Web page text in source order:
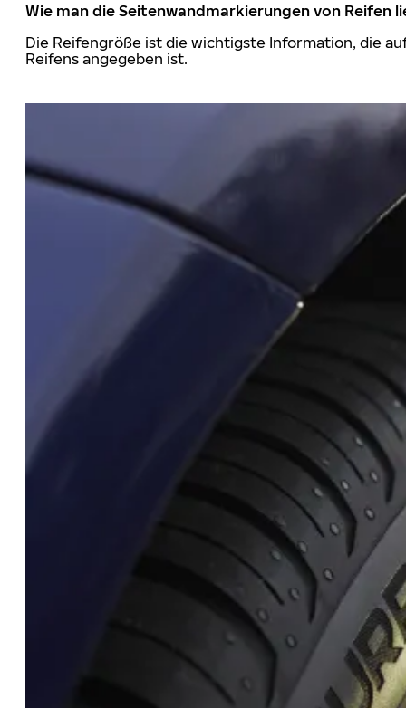
Wie man die Seitenwandmarkierungen von Reifen
Die Reifengröße ist die wichtigste Information, die
Reifens angegeben ist.